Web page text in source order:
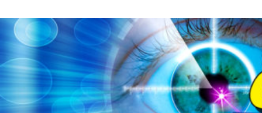
to
contentvinivida.lk